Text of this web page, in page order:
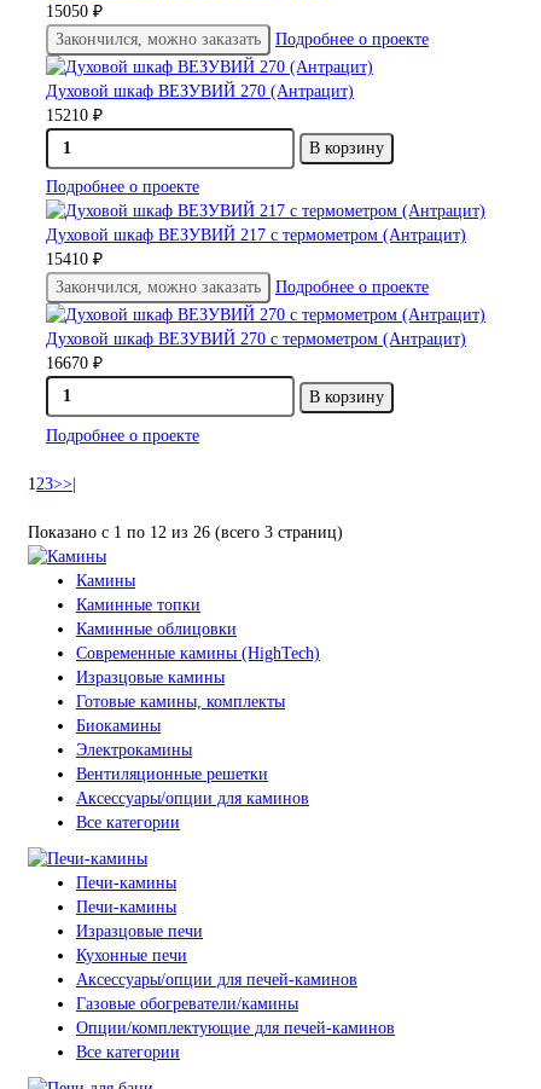
15050 ₽
Закончился, можно заказать
Подробнее о проекте
Духовой шкаф ВЕЗУВИЙ 270 (Антрацит)
15210 ₽
В корзину
Подробнее о проекте
Духовой шкаф ВЕЗУВИЙ 217 с термометром (Антрацит)
15410 ₽
Закончился, можно заказать
Подробнее о проекте
Духовой шкаф ВЕЗУВИЙ 270 с термометром (Антрацит)
16670 ₽
В корзину
Подробнее о проекте
123>>|
Показано с 1 по 12 из 26 (всего 3 страниц)
Камины
Каминные топки
Каминные облицовки
Современные камины (HighTech)
Изразцовые камины
Готовые камины, комплекты
Биокамины
Электрокамины
Вентиляционные решетки
Аксессуары/опции для каминов
Все категории
Печи-камины
Печи-камины
Изразцовые печи
Кухонные печи
Аксессуары/опции для печей-каминов
Газовые обогреватели/камины
Опции/комплектующие для печей-каминов
Все категории